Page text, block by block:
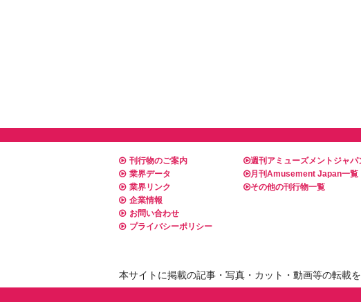
刊行物のご案内
業界データ
業界リンク
企業情報
お問い合わせ
プライバシーポリシー
週刊アミューズメントジャパ
月刊Amusement Japan一覧
その他の刊行物一覧
本サイトに掲載の記事・写真・カット・動画等の転載